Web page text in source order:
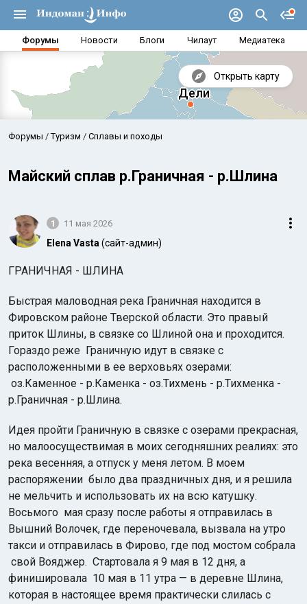
Форумы Новости Блоги Чилаут Медиатека
Открыть карту
Форумы Туризм Сплавы и походы
Майский сплав р.Граничная - р.Шлина
1 11 мая 2026
Elena Vasta (сайт-админ)
ГРАНИЧНАЯ - ШЛИНА
Быстрая маловодная река Граничная находится в
Фировском районе Тверской области. Это правый
приток Шлины, в связке со Шлиной она и проходится.
Гораздо реже Граничную идут в связке с
расположенными в ее верховьях озерами:
оз.Каменное - р.Каменка - оз.Тихмень - р.Тихменка -
р.Граничная - р.Шлина.
Идея пройти Граничную в связке с озерами прекрасная,
но малоосуществимая в моих сегодняшних реалиях: это
река весенняя, а отпуск у меня летом. В моем
распоряжении было два праздничных дня, и я решила
не мельчить и использовать их на всю катушку.
Восьмого мая сразу после работы я отправилась в
Вышний Волочек, где переночевала, вызвала на утро
такси и отправилась в Фирово, где под мостом собрала
свой Вояджер. Стартовала я 9 мая в 12 дня, а
финишировала 10 мая в 11 утра — в деревне Шлина,
которая в настоящее время практически слилась с